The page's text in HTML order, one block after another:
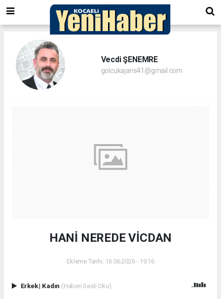
Vecdi ŞENEMRE
golcukajans41@gmail.com
HANİ NEREDE VİCDAN
Ekleme Tarihi: 16.06.2026 - 19:16
Erkek| Kadın (Haberi Sesli Oku)